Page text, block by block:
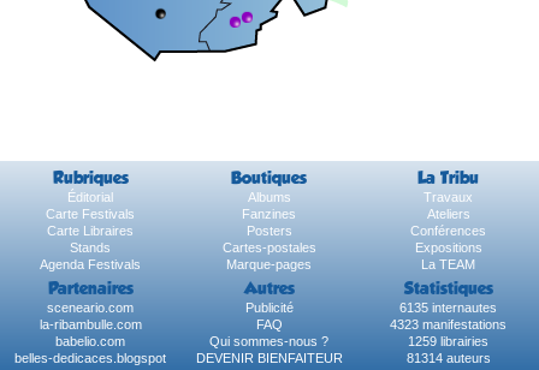
Rubriques Boutiques La Tribu
Éditorial Albums
Travaux
Carte Festivals
Fanzines
Ateliers
Carte Libraires
Posters
Conférences
Stands
Cartes-postales
Expositions
Agenda Festivals
Marque-pages La TEAM
Partenaires Autres Statistiques
sceneario.com Publicité
6135 internautes
la-ribambulle.com
FAQ
4323 manifestations
babelio.com
Qui sommes-nous ?
1259 librairies
belles-dedicaces.blogspot
DEVENIR BIENFAITEUR
81314 auteurs